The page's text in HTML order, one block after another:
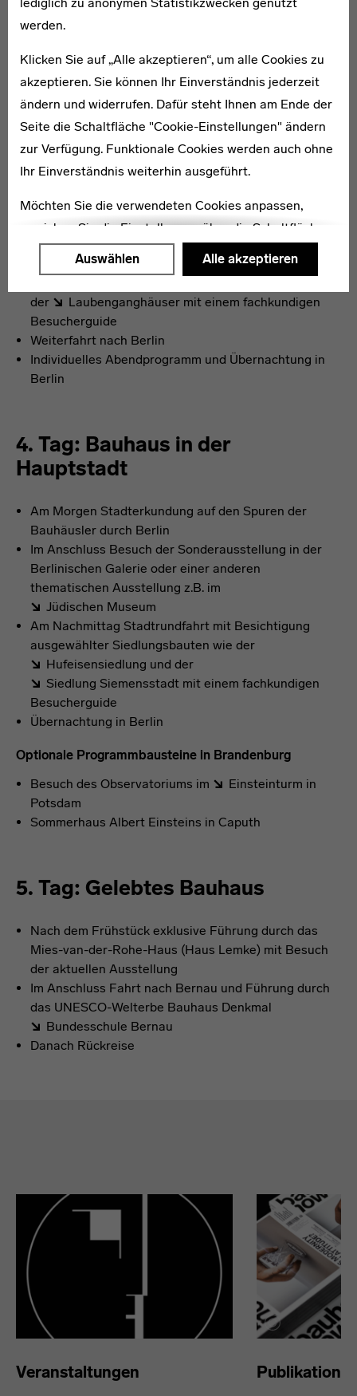
werden.
Klicken Sie auf „Alle akzeptieren“, um alle Cookies zu
akzeptieren. Sie können Ihr Einverständnis jederzeit
ändern und widerrufen. Dafür steht Ihnen am Ende der
Seite die Schaltfläche "Cookie-Einstellungen" ändern
zur Verfügung. Funktionale Cookies werden auch ohne
Ihr Einverständnis weiterhin ausgeführt.
Möchten Sie die verwendeten Cookies anpassen,
erreichen Sie die Einstellungen über die Schaltfläche
"Auswählen".
Datenschutzerklärungoder demImpressum.
Auswählen Alle akzeptieren
Diakonissen-Mutterhauses „Neuvandsburg“
Führung durch die
Piesteritzer Werkssiedlung in
Lutherstadt Wittenberg
3. Tag: Bauhaus in Reinform
und die fußläufig entfernte
Meisterhaussiedlung
Mittagessen im
Kornhaus, das vom Architekten
Carl Fieger erbaut wurde
Am Nachmittag Besuch der
der
Laubenganghäuser mit einem fachkundigen
Besucherguide
Weiterfahrt nach Berlin
Individuelles Abendprogramm und Übernachtung in
Berlin
4. Tag: Bauhaus in der
Hauptstadt
Am Morgen Stadterkundung auf den Spuren der
Bauhäusler durch Berlin
Im Anschluss Besuch der Sonderausstellung in der
Berlinischen Galerie oder einer anderen
thematischen Ausstellung z.B. im
Jüdischen Museum
Am Nachmittag Stadtrundfahrt mit Besichtigung
ausgewählter Siedlungsbauten wie der
Hufeisensiedlung und der
Siedlung Siemensstadt mit einem fachkundigen
Besucherguide
Übernachtung in Berlin
Optionale Programmbausteine in Brandenburg
Besuch des Observatoriums im
Einsteinturm in
Potsdam
Sommerhaus Albert Einsteins in Caputh
5. Tag: Gelebtes Bauhaus
Nach dem Frühstück exklusive Führung durch das
Mies-van-der-Rohe-Haus (Haus Lemke) mit Besuch
der aktuellen Ausstellung
Im Anschluss Fahrt nach Bernau und Führung durch
das UNESCO-Welterbe Bauhaus Denkmal
Bundesschule Bernau
Danach Rückreise
Veranstaltungen